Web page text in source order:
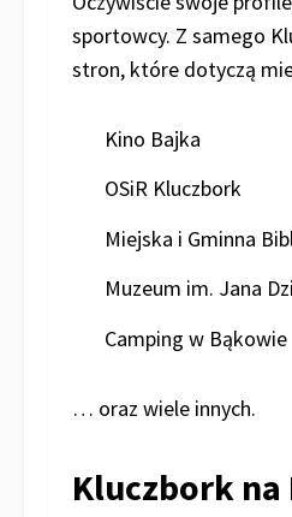
sportowcy. Z samego
stron, które dotyczą
Kino Bajka
OSiR Kluczbork
Miejska i Gminna
Muzeum im. Jana
Camping w Bąkowie
… oraz wiele innych.
Kluczbork na